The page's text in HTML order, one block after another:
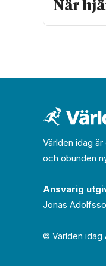
När
Världen idag
och obunden
Ansvarig
Jonas
© Världen idag